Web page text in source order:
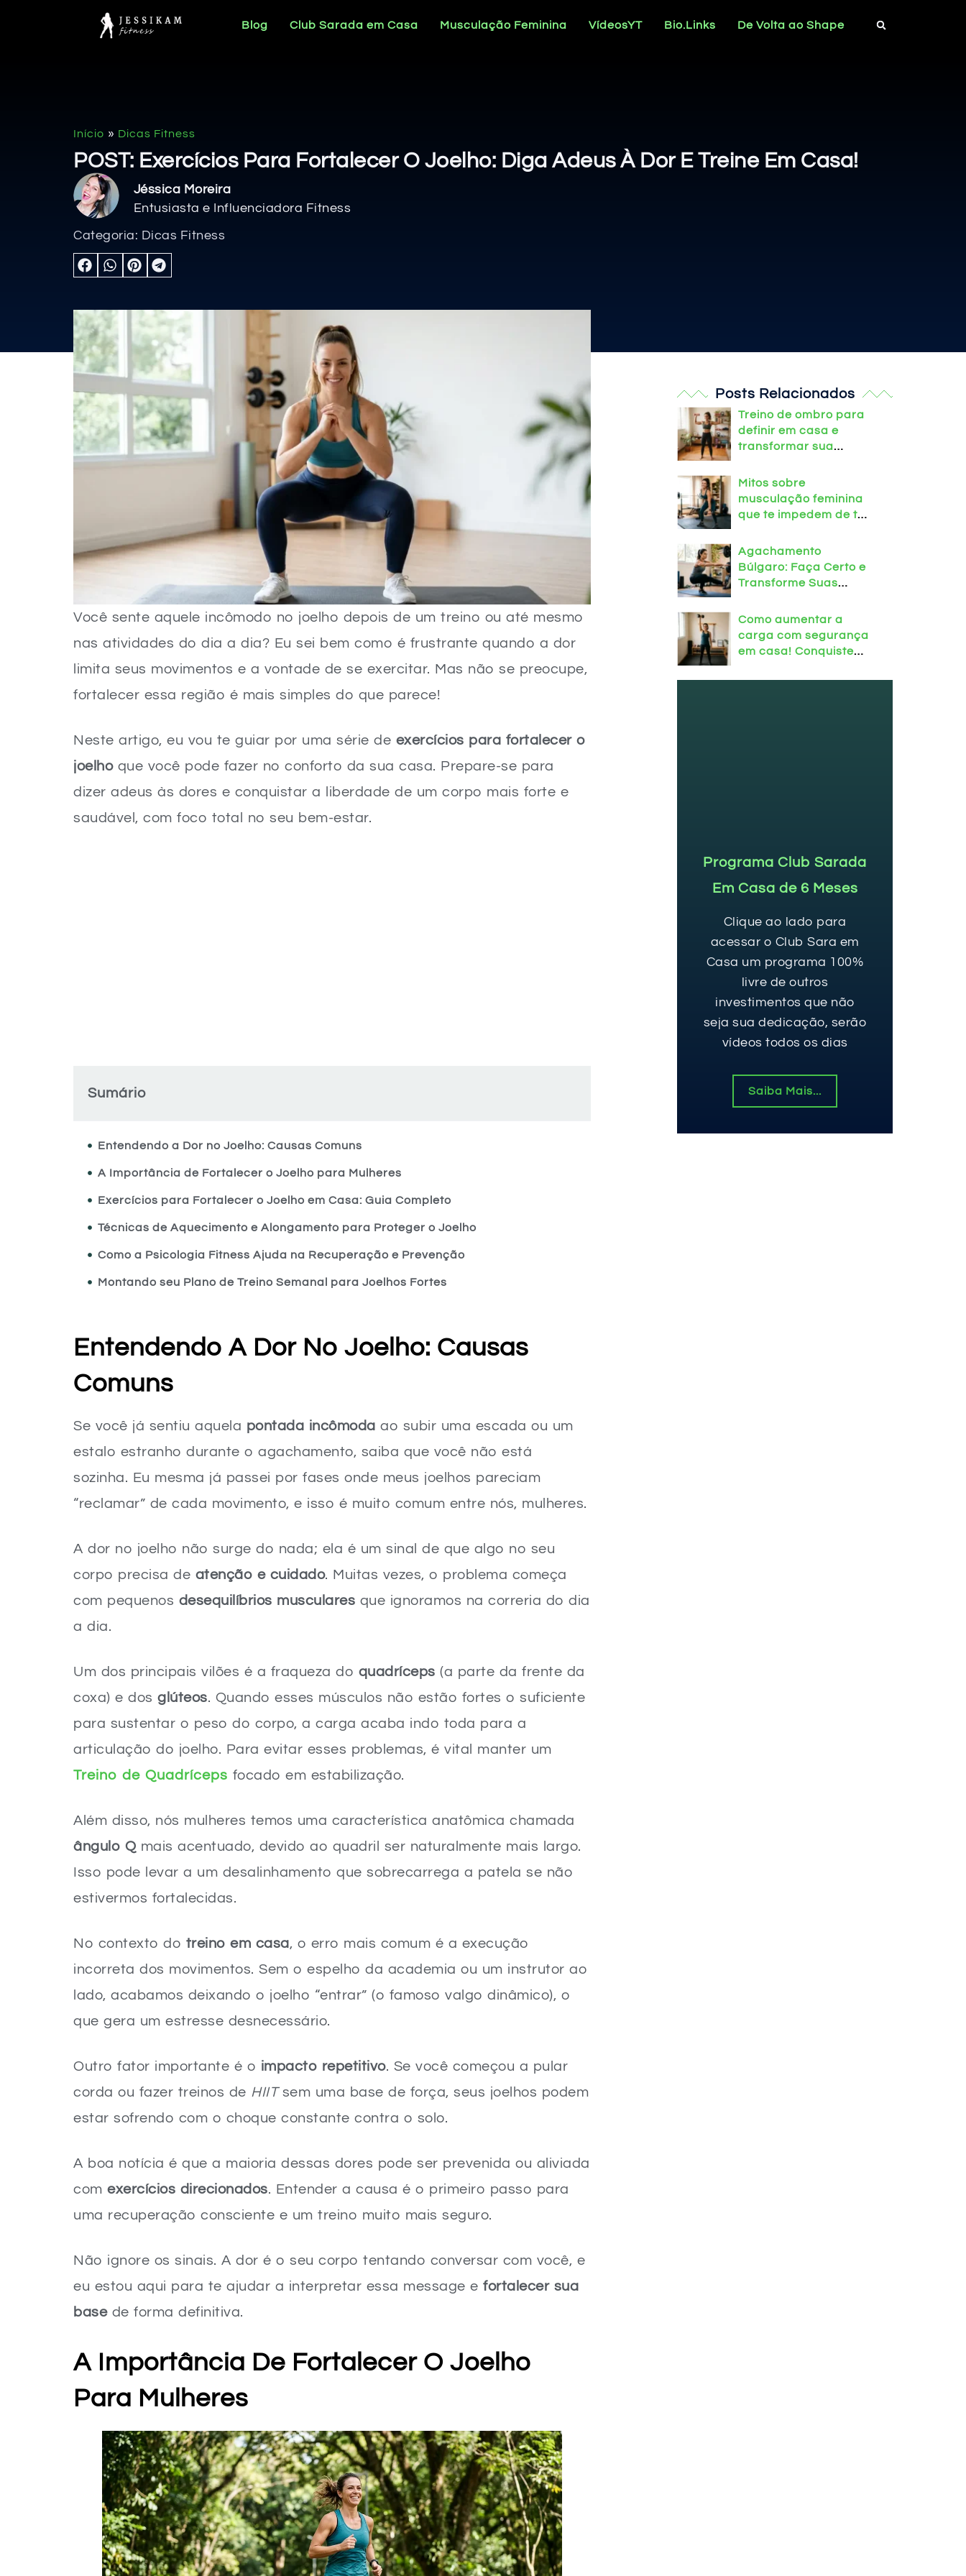
Blog Club Sarada em Casa Musculação Feminina VídeosYT Bio.Links De Volta ao Shape
Início » Dicas Fitness
POST: Exercícios Para Fortalecer O Joelho: Diga Adeus À Dor E Treine Em Casa!
Jéssica Moreira
Entusiasta e Influenciadora Fitness
Categoria: Dicas Fitness
Você sente aquele incômodo no joelho depois de um treino ou até mesmo
nas atividades do dia a dia? Eu sei bem como é frustrante quando a dor
limita seus movimentos e a vontade de se exercitar. Mas não se preocupe,
fortalecer essa região é mais simples do que parece!
Neste artigo, eu vou te guiar por uma série de exercícios para fortalecer o
joelhoque você pode fazer no conforto da sua casa. Prepare-se para
dizer adeus às dores e conquistar a liberdade de um corpo mais forte e
saudável, com foco total no seu bem-estar.
Sumário
Entendendo a Dor no Joelho: Causas Comuns
A Importância de Fortalecer o Joelho para Mulheres
Exercícios para Fortalecer o Joelho em Casa: Guia Completo
Técnicas de Aquecimento e Alongamento para Proteger o Joelho
Como a Psicologia Fitness Ajuda na Recuperação e Prevenção
Montando seu Plano de Treino Semanal para Joelhos Fortes
Seu Caminho para Joelhos Fortes e uma Mente Sã!
Entendendo A Dor No Joelho: Causas
Comuns
Se você já sentiu aquela pontada incômoda ao subir uma escada ou um
estalo estranho durante o agachamento, saiba que você não está
sozinha. Eu mesma já passei por fases onde meus joelhos pareciam
“reclamar” de cada movimento, e isso é muito comum entre nós, mulheres.
A dor no joelho não surge do nada; ela é um sinal de que algo no seu
corpo precisa de atenção e cuidado. Muitas vezes, o problema começa
com pequenos desequilíbrios musculares que ignoramos na correria do dia
a dia.
Um dos principais vilões é a fraqueza do quadríceps (a parte da frente da
coxa) e dos glúteos. Quando esses músculos não estão fortes o suficiente
para sustentar o peso do corpo, a carga acaba indo toda para a
articulação do joelho. Para evitar esses problemas, é vital manter um
Treino de Quadríceps focado em estabilização.
Além disso, nós mulheres temos uma característica anatômica chamada
ângulo Q mais acentuado, devido ao quadril ser naturalmente mais largo.
Isso pode levar a um desalinhamento que sobrecarrega a patela se não
estivermos fortalecidas.
No contexto do treino em casa, o erro mais comum é a execução
incorreta dos movimentos. Sem o espelho da academia ou um instrutor ao
lado, acabamos deixando o joelho “entrar” (o famoso valgo dinâmico), o
que gera um estresse desnecessário.
Outro fator importante é o impacto repetitivo. Se você começou a pular
corda ou fazer treinos de HIITsem uma base de força, seus joelhos podem
estar sofrendo com o choque constante contra o solo.
A boa notícia é que a maioria dessas dores pode ser prevenida ou aliviada
com exercícios direcionados. Entender a causa é o primeiro passo para
uma recuperação consciente e um treino muito mais seguro.
Não ignore os sinais. A dor é o seu corpo tentando conversar com você, e
eu estou aqui para te ajudar a interpretar essa message e fortalecer sua
basede forma definitiva.
A Importância De Fortalecer O Joelho
Para Mulheres
Posts Relacionados
Treino de ombro para
definir em casa e
transformar sua
Mitos sobre
musculação feminina
que te impedem de ter
Agachamento
Búlgaro: Faça Certo e
Transforme Suas
Como aumentar a
carga com segurança
em casa! Conquiste
resultados.
Programa Club Sarada
Em Casa de 6 Meses
Clique ao lado para
acessar o Club Sara em
Casa um programa 100%
livre de outros
investimentos que não
seja sua dedicação, serão
vídeos todos os dias
Saiba Mais...